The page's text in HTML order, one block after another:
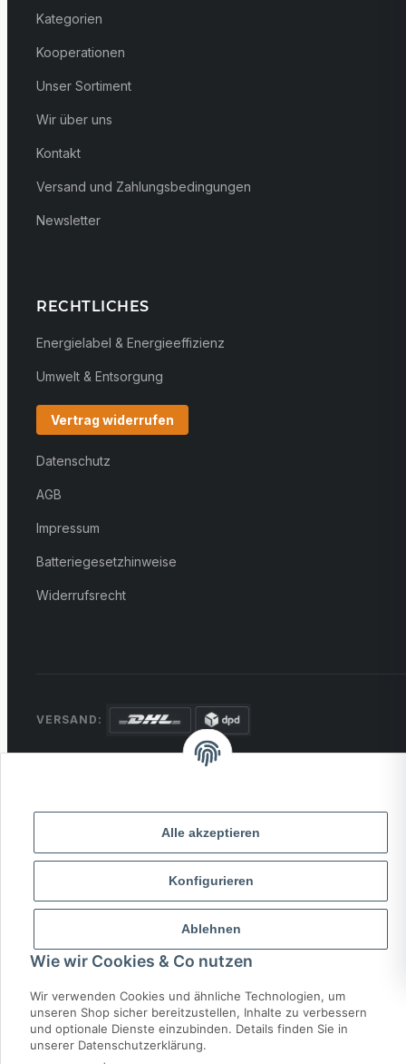
Alle akzeptieren
Konfigurieren
Ablehnen
Wie wir Cookies & Co nutzen
Wir verwenden Cookies und ähnliche Technologien, um
unseren Shop sicher bereitzustellen, Inhalte zu verbessern
und optionale Dienste einzubinden. Details finden Sie in
unserer Datenschutzerklärung.
Kategorien
Kooperationen
Unser Sortiment
Wir über uns
Kontakt
Versand und Zahlungsbedingungen
Newsletter
RECHTLICHES
Energielabel & Energieeffizienz
Umwelt & Entsorgung
Vertrag widerrufen
Datenschutz
AGB
Impressum
Batteriegesetzhinweise
Widerrufsrecht
VERSAND:
ZAHLUNG:
* Alle Preise inkl. gesetzlicher USt., zzgl.Versand
© 2026 MCTRADE24. Alle Rechte vorbehalten.